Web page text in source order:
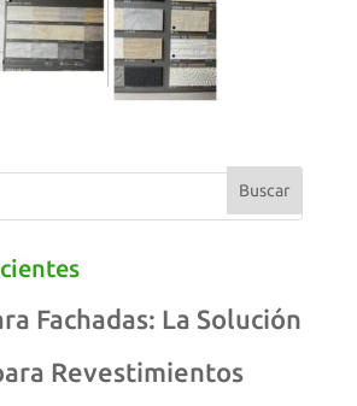
Fachadas: La Solución
Revestimientos